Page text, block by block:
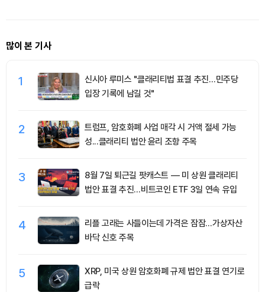
많이 본 기사
1
신시아 루미스 "클래리티법 표결 추진…민주당
입장 기록에 남길 것"
2
트럼프, 암호화폐 사업 매각 시 거액 절세 가능
성...클래리티 법안 윤리 조항 주목
3
8월 7일 퇴근길 팟캐스트 — 미 상원 클래리티
법안 표결 추진…비트코인 ETF 3일 연속 유입
4
리플 고래는 사들이는데 가격은 잠잠…가상자산
바닥 신호 주목
5
XRP, 미국 상원 암호화폐 규제 법안 표결 연기로
급락